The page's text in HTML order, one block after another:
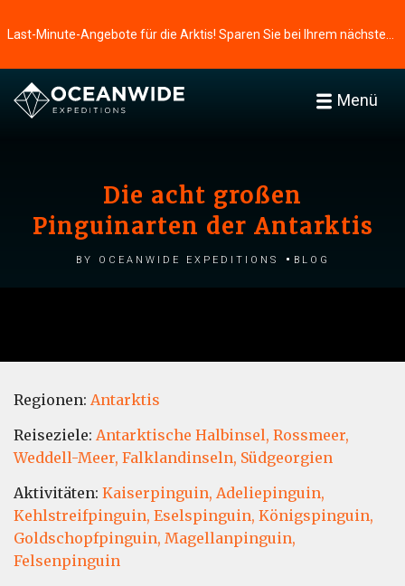
Menü
Die acht großen
Pinguinarten der Antarktis
by Oceanwide Expeditions Blog
Regionen: Antarktis
Reiseziele: Antarktische Halbinsel, Rossmeer,
Weddell-Meer, Falklandinseln, Südgeorgien
Aktivitäten: Kaiserpinguin, Adeliepinguin,
Kehlstreifpinguin, Eselspinguin, Königspinguin,
Goldschopfpinguin, Magellanpinguin,
Felsenpinguin